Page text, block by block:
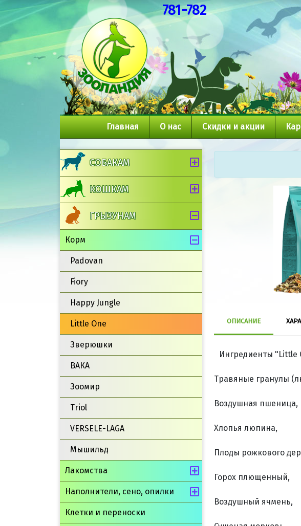
781-782
Главная О нас Скидки и акции
СОБАКАМ
КОШКАМ
ГРЫЗУНАМ
Корм
Padovan
Fiory
Happy Jungle
Little One
Зверюшки
ВАКА
Зоомир
Triol
VERSELE-LAGA
Мышильд
Лакомства
Наполнители, сено, опилки
Клетки и переноски
ОПИСАНИЕ
Ингредиенты "Little
Травяные гранулы
Воздушная пшеница,
Хлопья люпина,
Плоды рожкового
Горох плющенный,
Воздушный ячмень,